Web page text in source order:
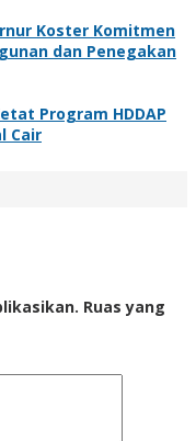
Koster Komitmen
dan Penegakan
Program HDDAP
Cair
Ruas yang